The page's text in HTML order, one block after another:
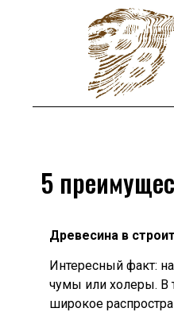
5
Древесина в
Интересный факт:
чумы или холеры. В
широкое